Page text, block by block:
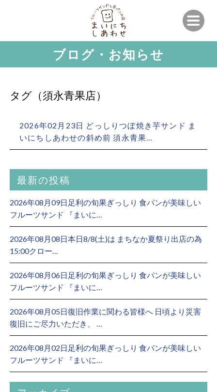
ブログ・お知らせ
タグ（須永青果店）
2026年02月23日 どっしりつぼ焼き芋サンド ま
いにちしあわせの斜め前 須永青果…
最新の投稿
2026年08月09日足利の旬果ぎっしり 食パンが美味しい
フルーツサンド 『まいに…
2026年08月08日本日8/8(土)は まちなか夏祭り出店の為
15:00クロー…
2026年08月06日足利の旬果ぎっしり 食パンが美味しい
フルーツサンド 『まいに…
2026年08月05日復旧作業に関わる皆様へ 日頃より災害
復旧にご尽力いただき、 …
2026年08月02日足利の旬果ぎっしり 食パンが美味しい
フルーツサンド 『まいに…